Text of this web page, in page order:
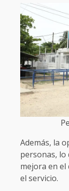
Además, la
personas,
mejora en
el servicio.